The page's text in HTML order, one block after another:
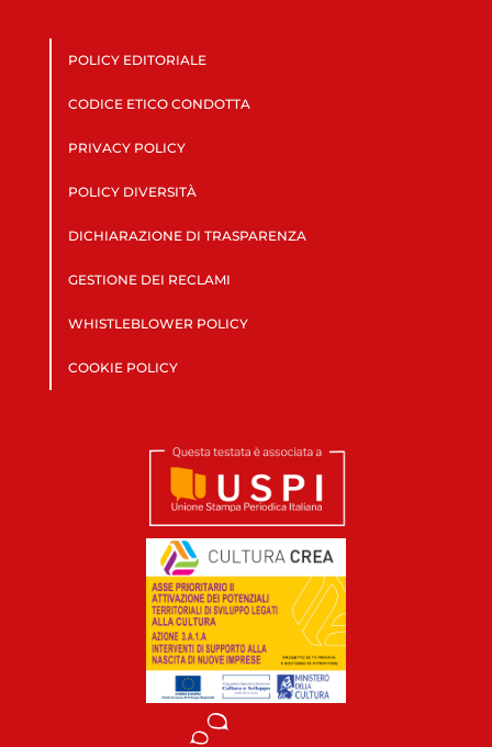
POLICY EDITORIALE
CODICE ETICO CONDOTTA
PRIVACY POLICY
POLICY DIVERSITÀ
DICHIARAZIONE DI TRASPARENZA
GESTIONE DEI RECLAMI
WHISTLEBLOWER POLICY
COOKIE POLICY